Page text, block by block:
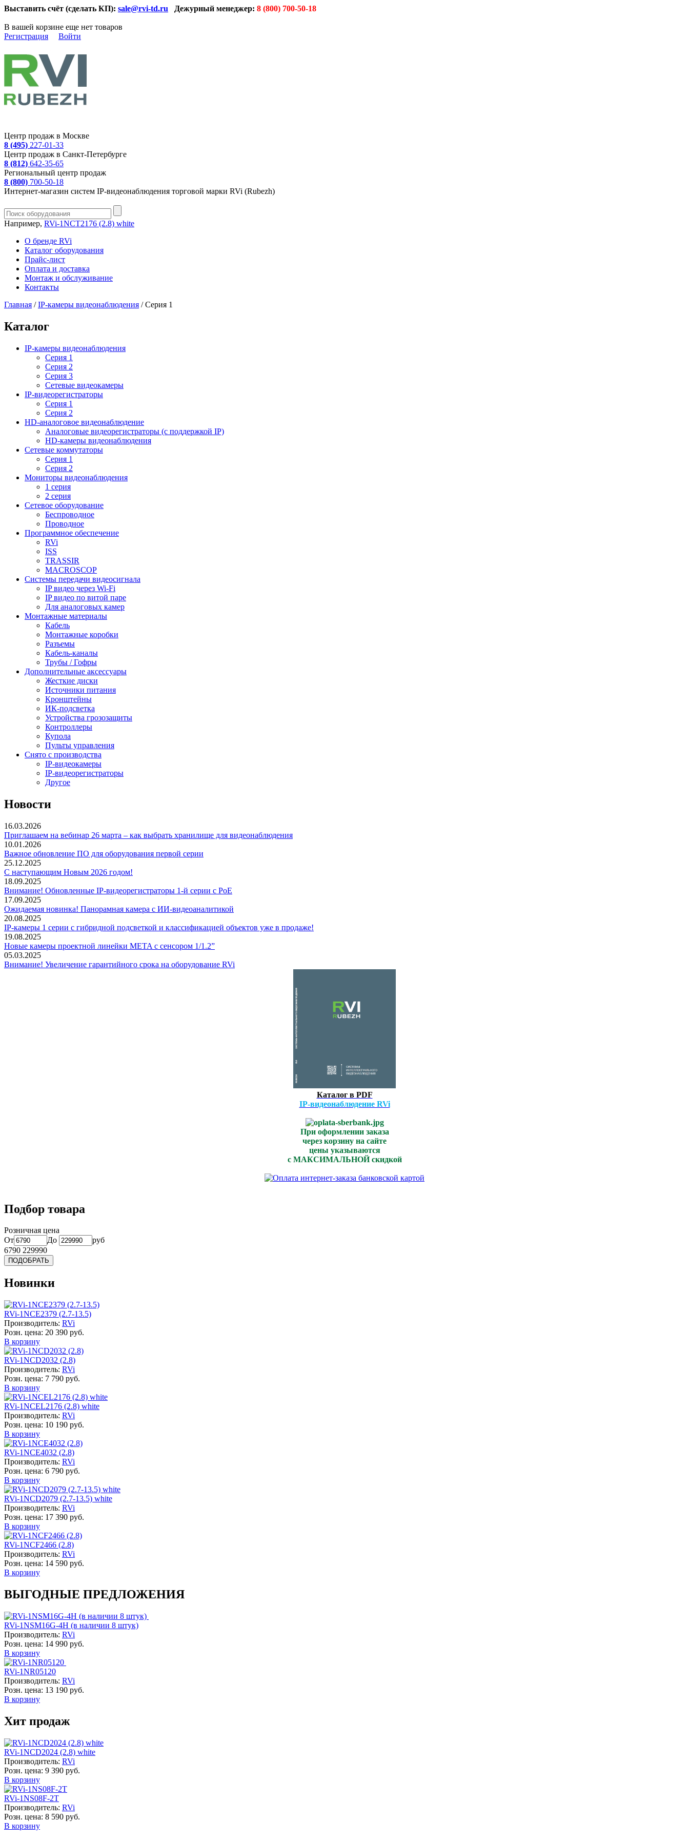
Выставить счёт (сделать КП): sale@rvi-td.ru Дежурный менеджер: 8 (800) 700-50-18
В вашей корзине еще нет товаров
Регистрация
Войти
Центр продаж в Москве
8 (495) 227-01-33
Центр продаж в Санкт-Петербурге
8 (812) 642-35-65
Региональный центр продаж
8 (800) 700-50-18
Интернет-магазин систем IP-видеонаблюдения торговой марки RVi (Rubezh)
Например, RVi-1NCT2176 (2.8) white
О бренде RVi
Каталог оборудования
Прайс-лист
Оплата и доставка
Монтаж и обслуживание
Контакты
Главная /IP-камеры видеонаблюдения /Серия 1
Каталог
IP-камеры видеонаблюдения
Серия 1
Серия 2
Серия 3
Сетевые видеокамеры
IP-видеорегистраторы
Серия 1
Серия 2
HD-аналоговое видеонаблюдение
Aналоговые видеорегистраторы (с поддержкой IP)
HD-камеры видеонаблюдения
Сетевые коммутаторы
Серия 1
Серия 2
Мониторы видеонаблюдения
1 серия
2 серия
Сетевое оборудование
Беспроводное
Проводное
Программное обеспечение
RVi
ISS
TRASSIR
MACROSCOP
Системы передачи видеосигнала
IP видео через Wi-Fi
IP видео по витой паре
Для аналоговых камер
Монтажные материалы
Кабель
Монтажные коробки
Разъемы
Кабель-каналы
Трубы / Гофры
Дополнительные аксессуары
Жесткие диски
Источники питания
Кронштейны
ИК-подсветка
Устройства грозозащиты
Контроллеры
Купола
Пульты управления
Снято с производства
IP-видеокамеры
IP-видеорегистраторы
Другое
Новости
16.03.2026
Приглашаем на вебинар 26 марта – как выбрать хранилище для видеонаблюдения
10.01.2026
Важное обновление ПО для оборудования первой серии
25.12.2025
С наступающим Новым 2026 годом!
18.09.2025
Внимание! Обновленные IP-видеорегистраторы 1-й серии с PoE
17.09.2025
Ожидаемая новинка! Панорамная камера с ИИ-видеоаналитикой
20.08.2025
IP-камеры 1 серии с гибридной подсветкой и классификацией объектов уже в продаже!
19.08.2025
Новые камеры проектной линейки META с сенсором 1/1.2”
05.03.2025
Внимание! Увеличение гарантийного срока на оборудование RVi
Каталог в PDF
IP-видеонаблюдение RVi
При оформлении заказа
через корзину на сайте
цены указываются
с МАКСИМАЛЬНОЙ скидкой
Подбор товара
Розничная цена
От
До
руб
6790 229990
Новинки
RVi-1NCE2379 (2.7-13.5)
Производитель: RVi
Розн. цена: 20 390 руб.
В корзину
RVi-1NCD2032 (2.8)
Производитель: RVi
Розн. цена: 7 790 руб.
В корзину
RVi-1NCEL2176 (2.8) white
Производитель: RVi
Розн. цена: 10 190 руб.
В корзину
RVi-1NCE4032 (2.8)
Производитель: RVi
Розн. цена: 6 790 руб.
В корзину
RVi-1NCD2079 (2.7-13.5) white
Производитель: RVi
Розн. цена: 17 390 руб.
В корзину
RVi-1NCF2466 (2.8)
Производитель: RVi
Розн. цена: 14 590 руб.
В корзину
ВЫГОДНЫЕ ПРЕДЛОЖЕНИЯ
RVi-1NSM16G-4H (в наличии 8 штук)
Производитель: RVi
Розн. цена: 14 990 руб.
В корзину
RVi-1NR05120
Производитель: RVi
Розн. цена: 13 190 руб.
В корзину
Хит продаж
RVi-1NCD2024 (2.8) white
Производитель: RVi
Розн. цена: 9 390 руб.
В корзину
RVi-1NS08F-2T
Производитель: RVi
Розн. цена: 8 590 руб.
В корзину